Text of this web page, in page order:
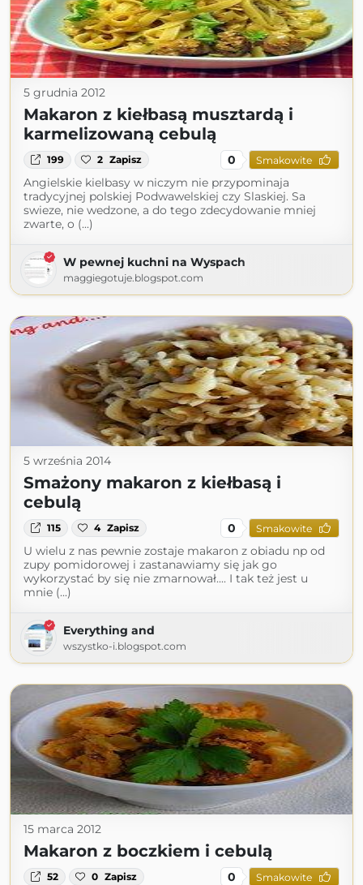
5 grudnia 2012
Makaron z kiełbasą musztardą i
karmelizowaną cebulą
199 2 Zapisz 0 Smakowite
Angielskie kielbasy w niczym nie przypominaja
tradycyjnej polskiej Podwawelskiej czy Slaskiej. Sa
swieze, nie wedzone, a do tego zdecydowanie mniej
zwarte, o (...)
W pewnej kuchni na Wyspach
maggiegotuje.blogspot.com
5 września 2014
Smażony makaron z kiełbasą i
cebulą
115 4 Zapisz 0 Smakowite
U wielu z nas pewnie zostaje makaron z obiadu np od
zupy pomidorowej i zastanawiamy się jak go
wykorzystać by się nie zmarnował.... I tak też jest u
mnie (...)
Everything and
wszystko-i.blogspot.com
15 marca 2012
Makaron z boczkiem i cebulą
52 0 Zapisz 0 Smakowite